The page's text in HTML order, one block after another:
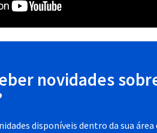
novidades
disponíveis dentro da sua área